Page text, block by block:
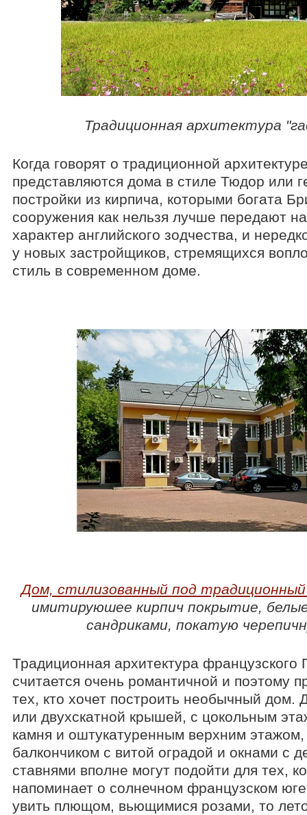
Традиционная архитектура
Когда говорят о традиционной
представляются дома в стиле Тюдор или
постройки из кирпича, которыми богата
сооружения как нельзя лучше передают
характер английского зодчества, и
у новых застройщиков, стремящихся
стиль в современном доме.
Дом, стилизованный под традиционный
имитируюшее кирпич покрытие,
сандриками, покатую
Традиционная архитектура французского
считается очень романтичной и поэтому
тех, кто хочет построить необычный дом.
или двухскатной крышей, с цокольным
камня и оштукатуренным верхним
балкончиком с витой оградой и окнами с
ставнями вполне могут подойти для тех,
напоминает о солнечном французском
увить плющом, вьющимися розами, то